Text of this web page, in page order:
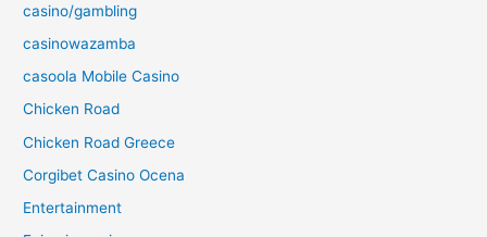
casino/gambling
casinowazamba
casoola Mobile Casino
Chicken Road
Chicken Road Greece
Corgibet Casino Ocena
Entertainment